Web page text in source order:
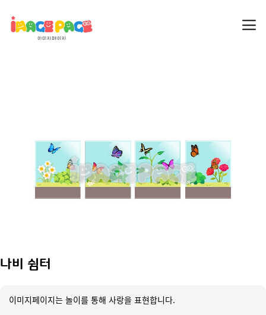
나비 쉼터
이미지페이지는 놀이를 통해 사랑을 표현합니다.